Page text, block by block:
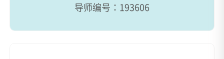
导师编号：193606